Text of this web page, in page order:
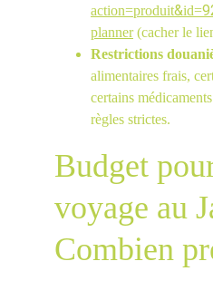
action=produit&id=
planner (cacher le
Restrictions
alimentaires frais,
certains
règles strictes.
Budget
voyage au
Combien